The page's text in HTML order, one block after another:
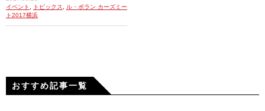
イベント
トピックス
ル・ボラン カーズミー
ト2017横浜
おすすめ記事一覧